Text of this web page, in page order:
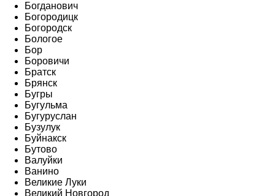
Богданович
Богородицк
Богородск
Бологое
Бор
Боровичи
Братск
Брянск
Бугры
Бугульма
Бугуруслан
Бузулук
Буйнакск
Бутово
Валуйки
Ванино
Великие Луки
Великий Новгород